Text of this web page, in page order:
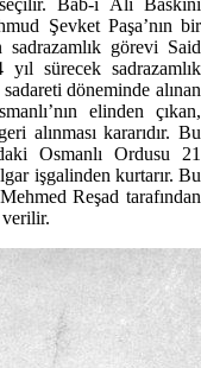
Şevket Paşa’nın bir
görevi Said
sürecek sadrazamlık
döneminde alınan
elinden çıkan,
alınması kararıdır. Bu
Osmanlı Ordusu 21
işgalinden kurtarır. Bu
Reşad tarafından
verilir.